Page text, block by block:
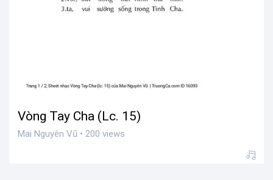
Vòng Tay Cha (Lc. 15)
Mai Nguyên Vũ • 200 views